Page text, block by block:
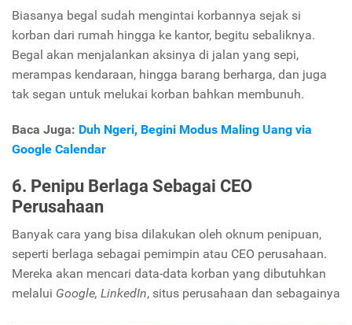
Biasanya begal sudah mengintai korbannya sejak si
korban dari rumah hingga ke kantor, begitu sebaliknya.
Begal akan menjalankan aksinya di jalan yang sepi,
merampas kendaraan, hingga barang berharga, dan juga
tak segan untuk melukai korban bahkan membunuh.
Baca Juga: Duh Ngeri, Begini Modus Maling Uang via
Google Calendar
6. Penipu Berlaga Sebagai CEO
Perusahaan
Banyak cara yang bisa dilakukan oleh oknum penipuan,
seperti berlaga sebagai pemimpin atau CEO perusahaan.
Mereka akan mencari data-data korban yang dibutuhkan
melalui Google, LinkedIn, situs perusahaan dan sebagainya